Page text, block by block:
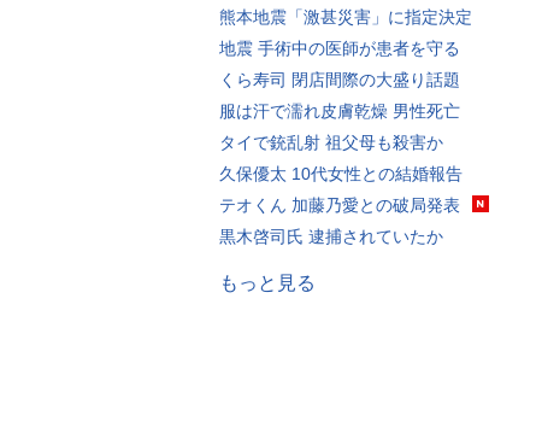
熊本地震「激甚災害」に指定決定
地震 手術中の医師が患者を守る
くら寿司 閉店間際の大盛り話題
服は汗で濡れ皮膚乾燥 男性死亡
タイで銃乱射 祖父母も殺害か
久保優太 10代女性との結婚報告
テオくん 加藤乃愛との破局発表
黒木啓司氏 逮捕されていたか
もっと見る